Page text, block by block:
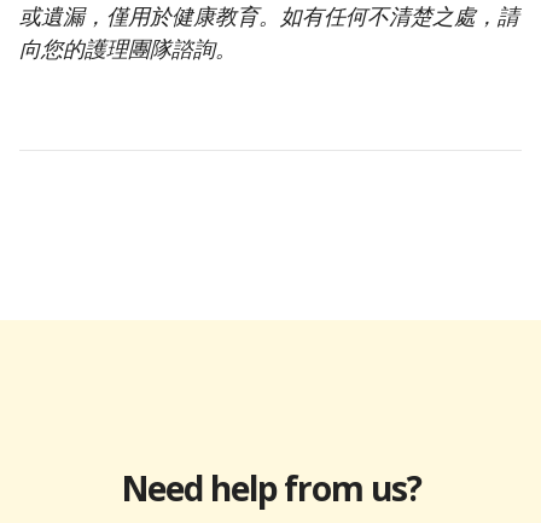
或遺漏，僅用於健康教育。如有任何不清楚之處，請
向您的護理團隊諮詢。
Need help from us?